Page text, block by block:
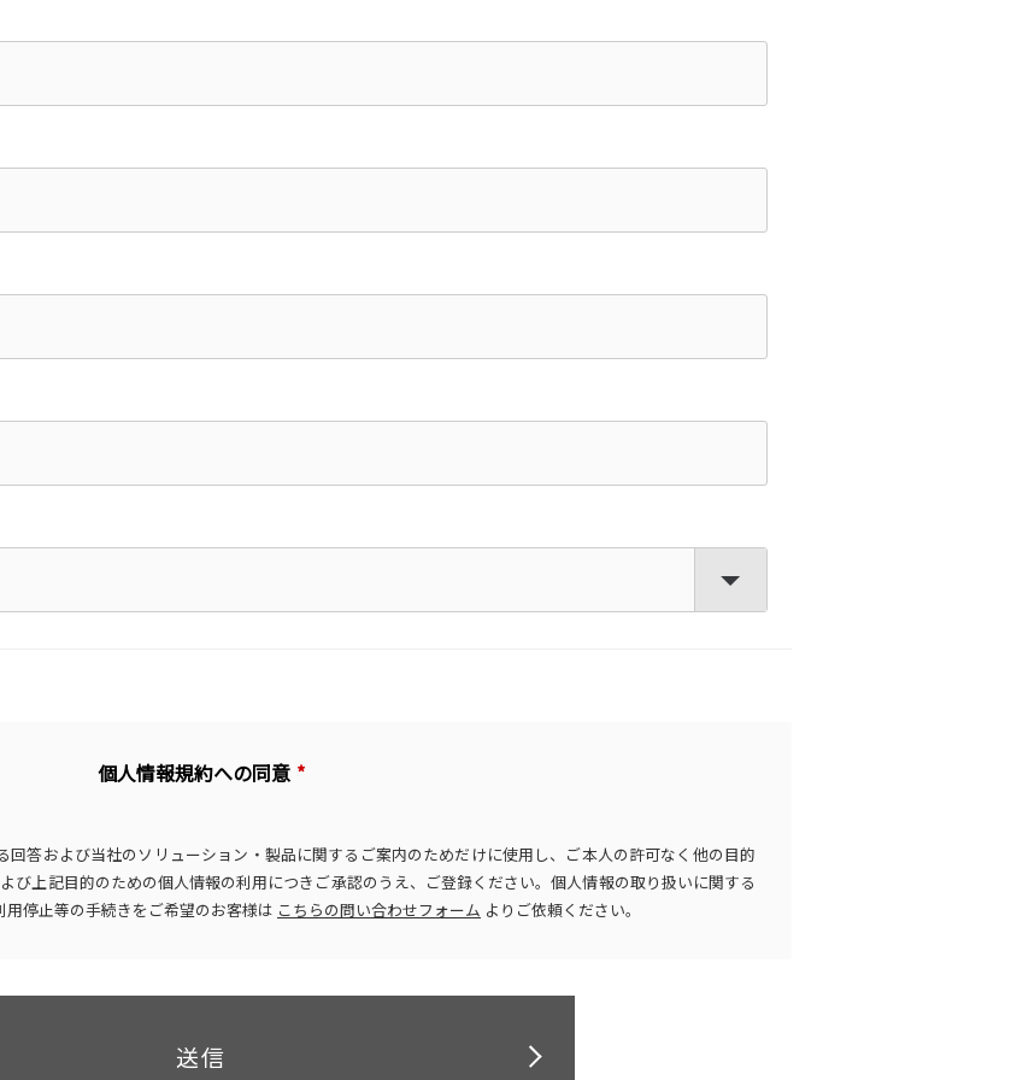
個人情報規約への同意
答および当社のソリューション・製品に関するご案内のためだけに使用し、ご本人の許可なく他の目的
び上記目的のための個人情報の利用につきご承認のうえ、ご登録ください。個人情報の取り扱いに関する
停止等の手続きをご希望のお客様は こちらの問い合わせフォーム よりご依頼ください。